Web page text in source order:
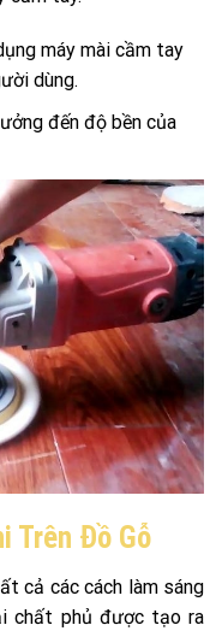
máy mài cầm tay
dùng.
đến độ bền của
Trên Đồ Gỗ
cả các cách làm sáng
chất phủ được tạo ra